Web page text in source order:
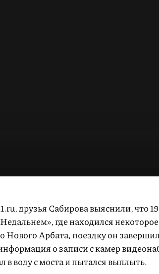
друзья Сабирова выяснили, что
где находился
Нового Арбата, поездку он
о записи с камер
в воду с моста и пытался выплыть.